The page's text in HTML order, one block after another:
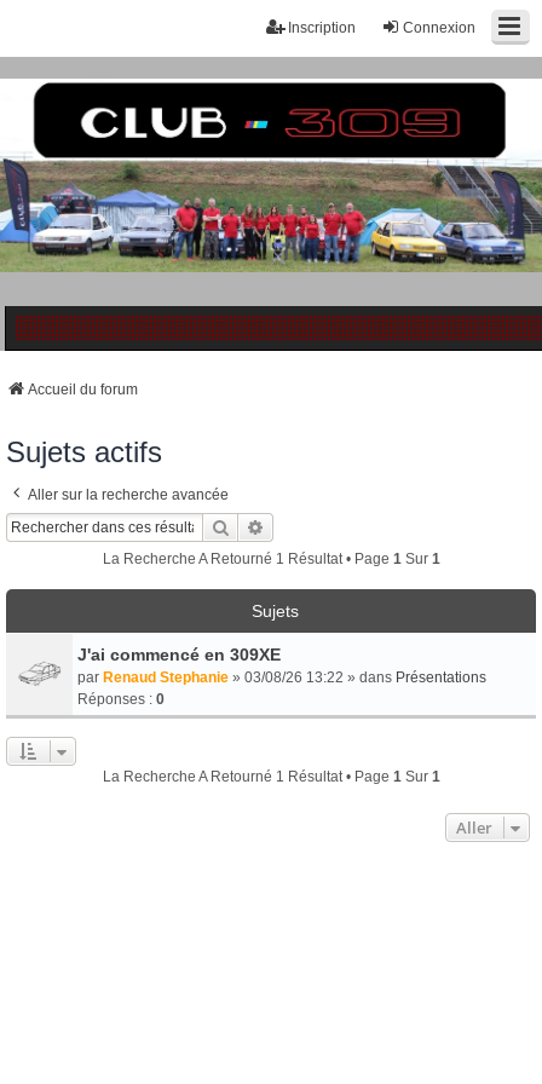
Connexion
Inscription
Accueil du forum
Sujets actifs
Aller sur la recherche avancée
Rechercher
La Recherche A Retourné 1 Résultat • Page 1Sur 1
Sujets
J'ai commencé en 309XE
par Renaud Stephanie » 03/08/26 13:22 » dans Présentations
Réponses : 0
La Recherche A Retourné 1 Résultat • Page 1Sur 1
Aller